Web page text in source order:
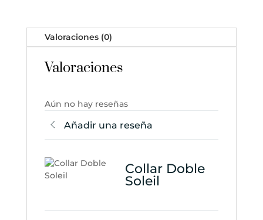
Valoraciones (0)
Valoraciones
Aún no hay reseñas
Añadir una reseña
Collar Doble
Soleil